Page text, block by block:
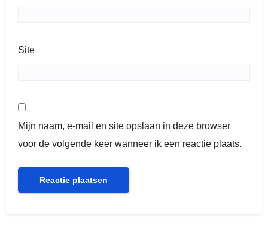
Site
Mijn naam, e-mail en site opslaan in deze browser
voor de volgende keer wanneer ik een reactie plaats.